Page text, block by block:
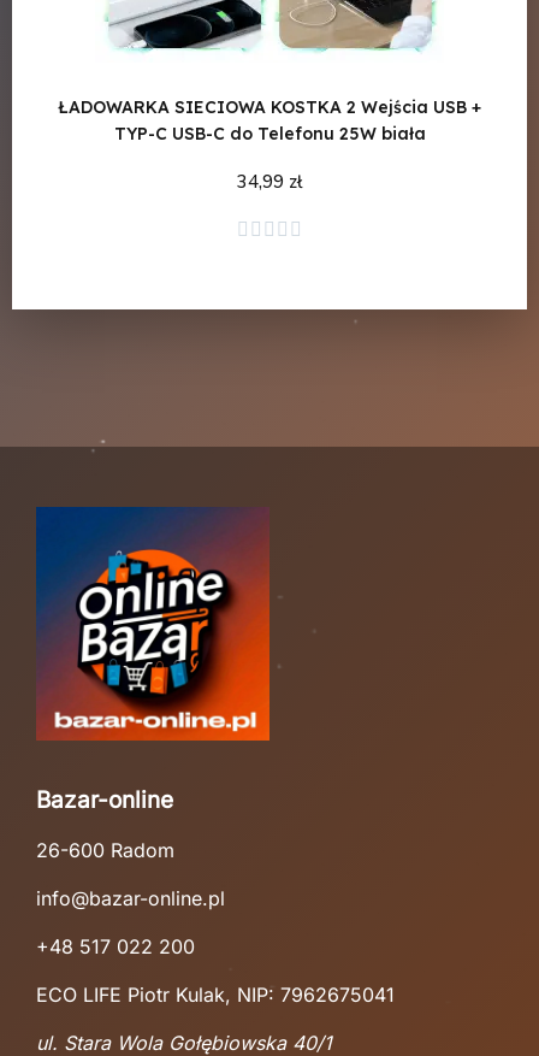
ŁADOWARKA SIECIOWA KOSTKA 2 Wejścia USB +
TYP-C USB-C do Telefonu 25W biała
34,99 zł
    
Dodaj do koszyka
Bazar-online
26-600 Radom
info@bazar-online.pl
+48 517 022 200
ECO LIFE Piotr Kulak, NIP: 7962675041
ul. Stara Wola Gołębiowska 40/1